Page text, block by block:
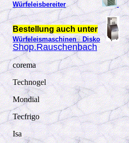
Würfeleisbereiter
Würfeleismaschinen Disko
Bestellung auch unter
Shop.Rauschenbach
corema
Technogel
Mondial
Tecfrigo
Isa